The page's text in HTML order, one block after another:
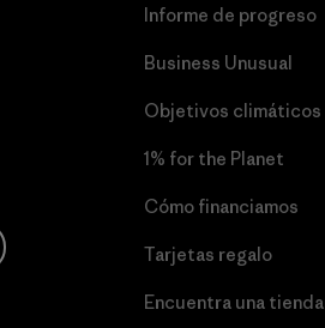
Informe de progreso
Business Unusual
Objetivos climáticos
1% for the Planet
Cómo financiamos
Tarjetas regalo
Encuentra una tienda